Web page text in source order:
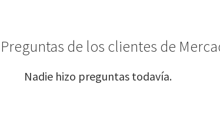
Preguntas de los clientes de
Nadie hizo preguntas todavía.